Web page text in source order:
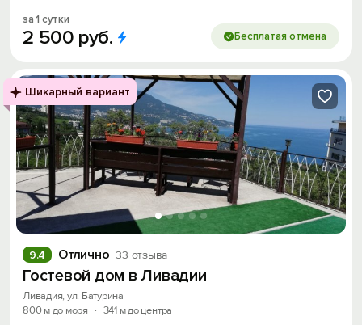
за 1 сутки
2 500 руб. Бесплатая отмена
Шикарный вариант
Отлично 33 отзыва
9.4
Гостевой дом в Ливадии
Ливадия, ул. Батурина
800 м до моря
· 341 м до центра